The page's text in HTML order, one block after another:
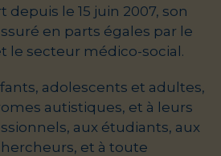
depuis le 15 juin 2007, son
en parts égales par le
le secteur médico-social.
adolescents et adultes,
autistiques, et à leurs
aux étudiants, aux
et à toute